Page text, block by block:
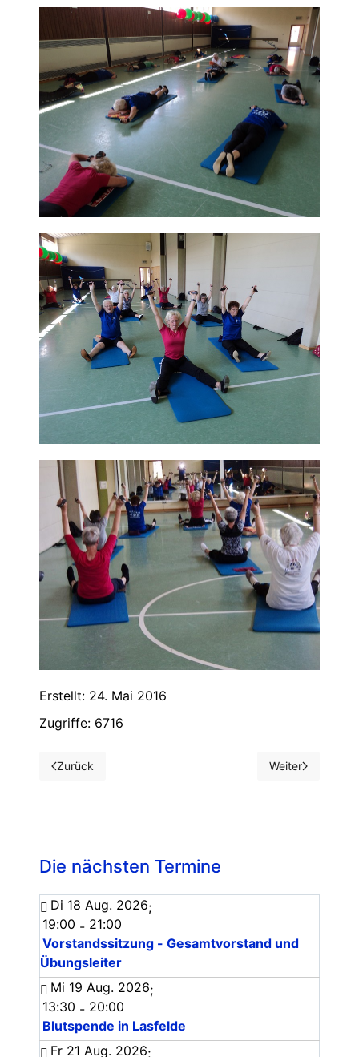
Erstellt: 24. Mai 2016
Zugriffe: 6716
Vorheriger Beitrag: Unsere Frühjahrswanderung am
Zurück Nächster
Weiter
Die nächsten Termine
Di 18 Aug. 2026;
19:00 - 21:00
Vorstandssitzung - Gesamtvorstand und
Übungsleiter
Mi 19 Aug. 2026;
13:30 - 20:00
Blutspende in Lasfelde
Fr 21 Aug. 2026;